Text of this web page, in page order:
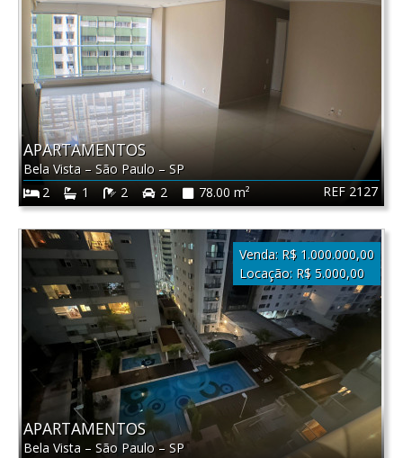
REF 2127
APARTAMENTOS
Bela Vista – São Paulo – SP
2
1 2 2 78.00 m²
APARTAMENTOS
Bela Vista – São Paulo– SP
Venda: R$ 1.000.000,00
Locação: R$ 5.000,00